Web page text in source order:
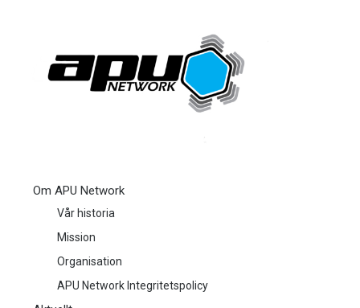
Om APU Network
Vår historia
Mission
Organisation
APU Network Integritetspolicy